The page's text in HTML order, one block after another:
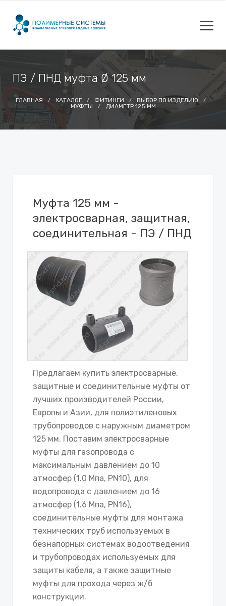
ПЭ / ПНД муфта Ø 125 мм
ГЛАВНАЯ КАТАЛОГ ФИТИНГИ
ВЫБОР ПО ИЗДЕЛИЮ
МУФТЫ
ДИАМЕТР 125 ММ
Муфта 125 мм -
электросварная, защитная,
соединительная - ПЭ / ПНД
Предлагаем купить электросварные,
защитные и соединительные муфты от
лучших производителей России,
Европы и Азии, для полиэтиленовых
трубопроводов с наружным диаметром
125 мм. Поставим электросварные
муфты для газопровода с
максимальным давлением до 10
атмосфер (1.0 Мпа, PN10), для
водопровода с давлением до 16
атмосфер (1.6 Мпа, PN16),
соединительные муфты для монтажа
технических труб используемых в
безнапорных системах водоотведения
и трубопроводах используемых для
защиты кабеля, а также защитные
муфты для прохода через ж/б
конструкции.